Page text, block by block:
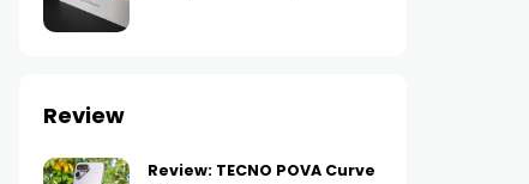
Review
Review: TECNO POVA Curve